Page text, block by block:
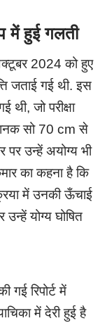
में हुई गलती
2024 को हुए
जताई गई थी. इस
थी, जो परीक्षा
सो 70 cm से
उन्हें अयोग्य भी
का कहना है कि
में उनकी ऊँचाई
योग्य घोषित
गई रिपोर्ट में
में देरी हुई है